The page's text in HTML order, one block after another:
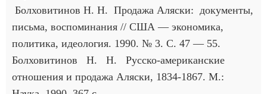
Болховитинов Н. Н. Продажа Аляски: документы,
письма, воспоминания // США — экономика,
политика, идеология. 1990. № 3. С. 47 — 55.
Болховитинов Н. Н. Русско-американские
отношения и продажа Аляски, 1834-1867. М.: